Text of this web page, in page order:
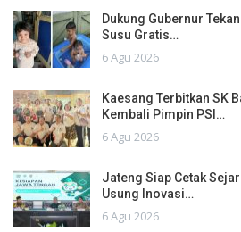
Dukung Gubernur
Susu Gratis…
6 Agu 2026
Kaesang Terbitkan SK
Kembali Pimpin PSI…
6 Agu 2026
Jateng Siap Cetak
Usung Inovasi…
6 Agu 2026